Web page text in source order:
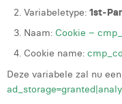
Variabeletype:
Naam: Cookie –
Cookie name:
Deze variabele zal nu